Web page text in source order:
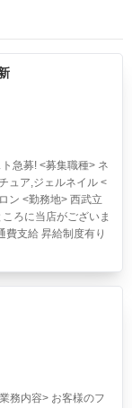
急募! <募集職種> ネ
ュア,ジェルネイル <
ン <勤務地> 西武立
ろに当店がございま
費支給 昇給制度有り
務内容> お客様のフ